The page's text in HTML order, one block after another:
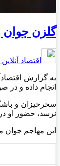
گلزن جوان
اقتصاد آنلاین
به گزارش
انجام داده و در
سحرخیزان و
نرسد، حضور او
این مهاجم جوان